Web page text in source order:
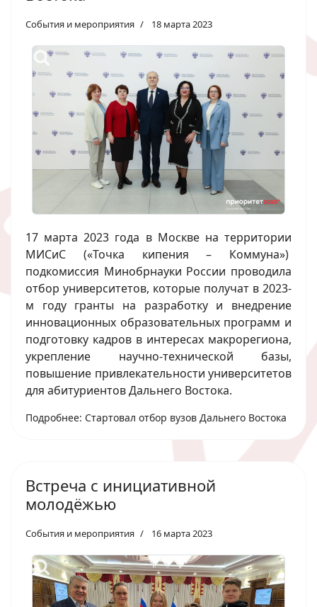
События и мероприятия 18 марта 2023
17 марта 2023 года в Москве на территории
МИСиС («Точка кипения – Коммуна»)
подкомиссия Минобрнауки России проводила
отбор университетов, которые получат в 2023-
м году гранты на разработку и внедрение
инновационных образовательных программ и
подготовку кадров в интересах макрорегиона,
укрепление научно-технической базы,
повышение привлекательности университетов
для абитуриентов Дальнего Востока.
Подробнее: Стартовал отбор вузов Дальнего Востока
Встреча с инициативной
молодёжью
События и мероприятия 16 марта 2023